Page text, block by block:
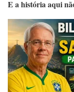
E a história aqui